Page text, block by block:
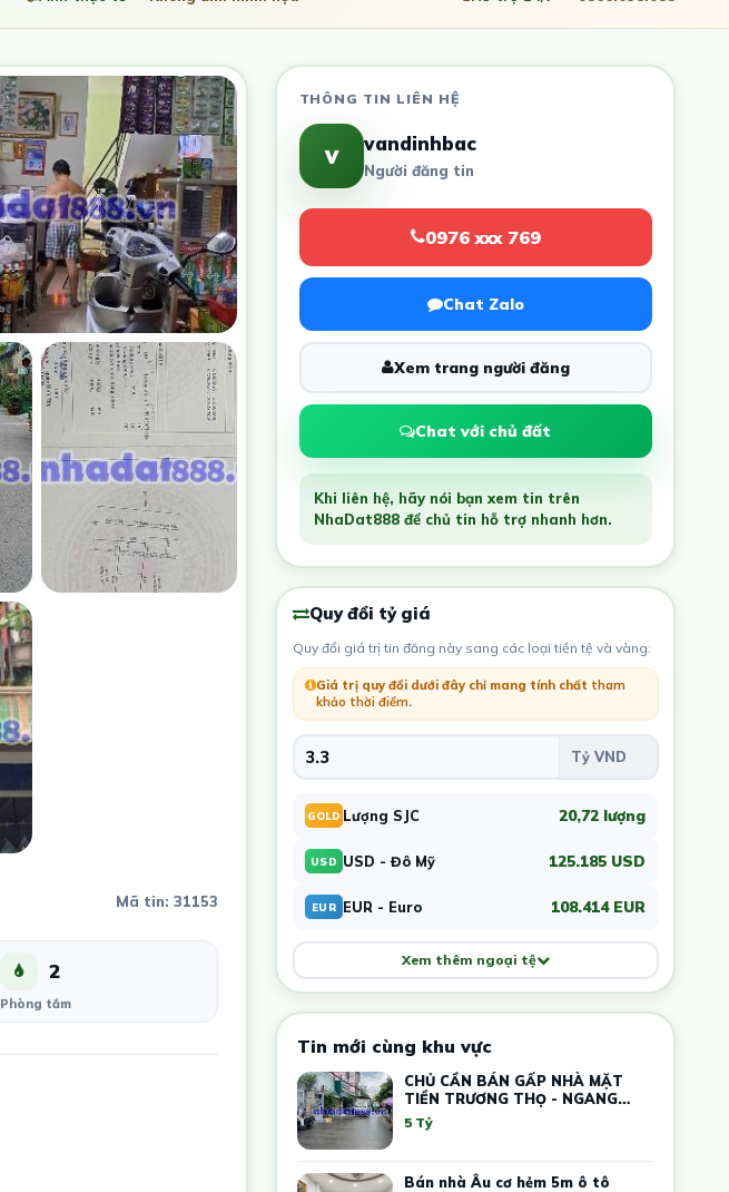
Mã tin: 31153
2
Phòng tắm
THÔNG TIN LIÊN HỆ
v vandinhbac
Người đăng tin
0976 xxx 769
Chat Zalo
Xem trang người đăng
Chat với chủ đất
Khi liên hệ, hãy nói bạn xem tin trên
NhaDat888 để chủ tin hỗ trợ nhanh hơn.
Quy đổi tỷ giá
Quy đổi giá trị tin đăng này sang các loại tiền tệ và vàng:
Giá trị quy đổi dưới đây chỉ mang tính chất tham
khảo thời điểm.
GOLD Lượng SJC 20,72 lượng
USD USD - Đô Mỹ 125.185 USD
EUR EUR - Euro 108.414 EUR
Xem thêm ngoại tệ
Tin mới cùng khu vực
CHỦ CẦN BÁN GẤP NHÀ MẶT
TIỀN TRƯƠNG THỌ - NGANG
5.4M – DÒNG TIỀN 12 TRIỆU
5 Tỷ
Bán nhà Âu cơ hẻm 5m ô tô